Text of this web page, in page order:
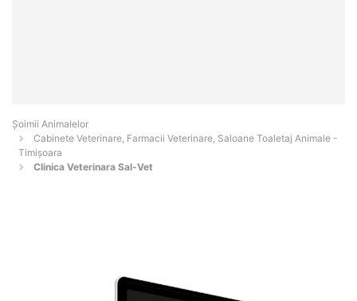
Şoimii Animalelor
Cabinete Veterinare, Farmacii Veterinare, Saloane Toaletaj Animale -
Timişoara
Clinica Veterinara Sal-Vet